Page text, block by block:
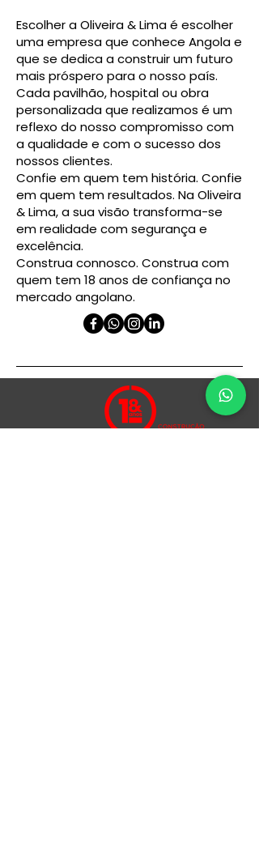
Escolher a Oliveira & Lima é escolher
uma empresa que conhece Angola e
que se dedica a construir um futuro
mais próspero para o nosso país.
Cada pavilhão, hospital ou obra
personalizada que realizamos é um
reflexo do nosso compromisso com
a qualidade e com o sucesso dos
nossos clientes.
Confie em quem tem história. Confie
em quem tem resultados. Na Oliveira
& Lima, a sua visão transforma-se
em realidade com segurança e
excelência.
Construa connosco. Construa com
quem tem 18 anos de confiança no
mercado angolano.